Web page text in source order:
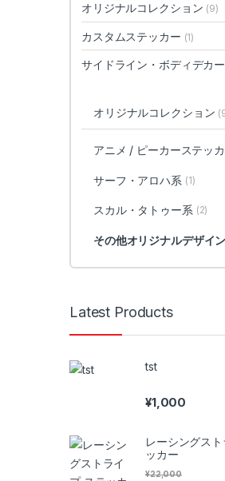
オリジナルコレクション (9)
カスタムステッカー (1)
サイドライン・ボディデカ
オリジナルコレクション
アニメ / ピーカーステッカ
サーフ・アロハ系 (1)
スカル・タトゥー系 (2)
その他オリジナルデザイン
Latest Products
tst
¥1,000
レーシングス
ッカー
¥22,000